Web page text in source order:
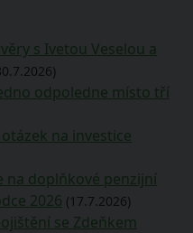
s Ivetou Veselou a
odpoledne místo tří
na investice
na doplňkové penzijní
2026 (17.7.2026)
se Zdeňkem